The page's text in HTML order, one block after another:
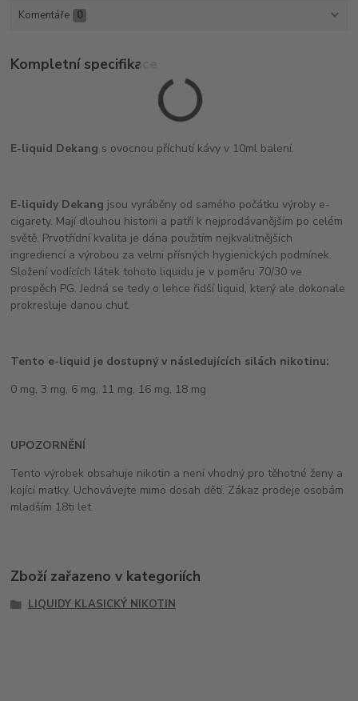
Komentáře 0
Kompletní specifikace
E-liquid Dekang s ovocnou příchutí kávy v 10ml balení.
E-liquidy Dekang jsou vyráběny od samého počátku výroby e-
cigarety. Mají dlouhou historii a patří k nejprodávanějším po celém
světě. Prvotřídní kvalita je dána použitím nejkvalitnějších
ingrediencí a výrobou za velmi přísných hygienických podmínek.
Složení vodících látek tohoto liquidu je v poměru 70/30 ve
prospěch PG. Jedná se tedy o lehce řidší liquid, který ale dokonale
prokresluje danou chuť.
Tento e-liquid je dostupný v následujících silách nikotinu:
0 mg, 3 mg, 6 mg, 11 mg, 16 mg, 18 mg
UPOZORNĚNÍ
Tento výrobek obsahuje nikotin a není vhodný pro těhotné ženy a
kojící matky. Uchovávejte mimo dosah dětí. Zákaz prodeje osobám
mladším 18ti let.
Zboží zařazeno v kategoriích
LIQUIDY KLASICKÝ NIKOTIN